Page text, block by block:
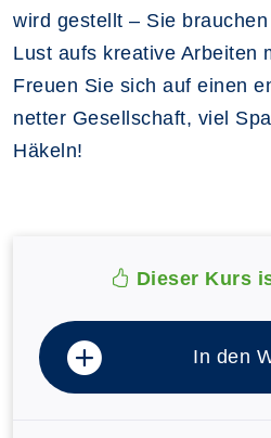
wird gestellt – Sie
Lust aufs kreative Arbeiten
Freuen Sie sich auf einen
netter Gesellschaft, viel
Häkeln!
Dieser Kurs
In den